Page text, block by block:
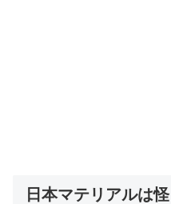
日本マテリアルは